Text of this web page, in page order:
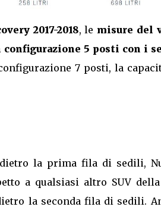
2017-2018, le misure del
5 posti con i
7 posti, la
la prima fila di sedili,
a qualsiasi altro SUV della
la seconda fila di sedili.